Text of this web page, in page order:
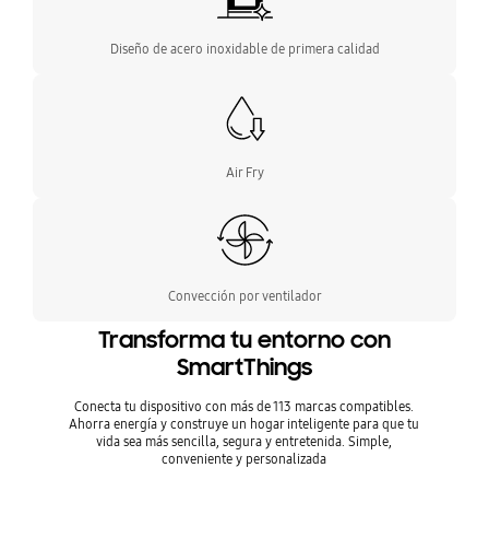
Diseño de acero inoxidable de primera calidad
Air Fry
Convección por ventilador
Transforma tu entorno con
SmartThings
Conecta tu dispositivo con más de 113 marcas compatibles.
Ahorra energía y construye un hogar inteligente para que tu
vida sea más sencilla, segura y entretenida. Simple,
conveniente y personalizada